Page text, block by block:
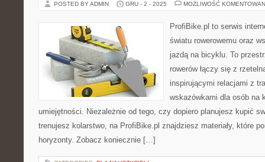
POSTED BY ADMIN GRU - 2 - 2025 MOŻLIWOŚĆ
ProfiBike.pl to serwis
światu rowerowemu oraz
jazdą na bicyklu. To
rowerów łączy się z
inspirującymi relacjami z
wskazówkami dla osób na
umiejętności. Niezależnie od tego, czy dopiero planujesz kupić
trenujesz kolarstwo, na ProfiBike.pl znajdziesz materiały, które
horyzonty. Zobacz koniecznie […]